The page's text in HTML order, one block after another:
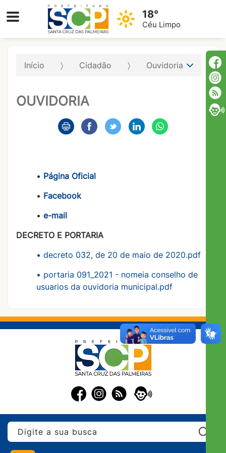
18°
Céu Limpo
Início Cidadão Ouvidoria
OUVIDORIA
• Página Oficial
• Facebook
• e-mail
DECRETO E PORTARIA
• decreto 032, de 20 de maio de 2020.pdf
• portaria 091_2021 - nomeia conselho de
usuarios da ouvidoria municipal.pdf